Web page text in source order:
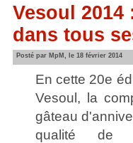
Vesoul
dans tous
Posté par MpM, le 18 février 2014
En cette 20e
Vesoul, la
gâteau
qualité de